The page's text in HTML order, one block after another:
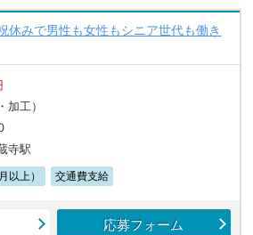
休みで男性も女性もシニア世代も働き
加工）
寺駅
以上） 交通費支給
応募フォーム